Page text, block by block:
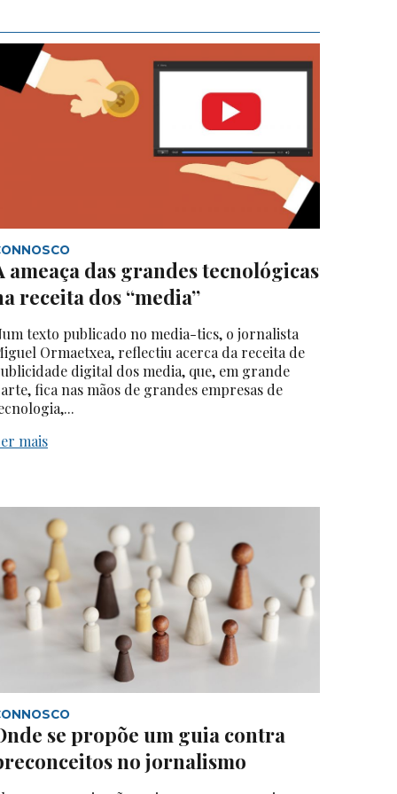
ameaça das grandes tecnológicas
receita dos “media”
texto publicado no media-tics, o jornalista
Ormaetxea, reflectiu acerca da receita de
digital dos media, que, em grande
fica nas mãos de grandes empresas de
mais
se propõe um guia contra
no jornalismo